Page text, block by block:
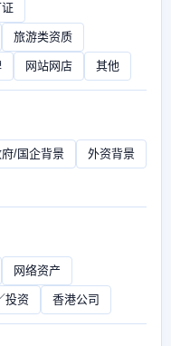
旅游类资质
网站网店 其他
/国企背景 外资背景
网络资产
投资 香港公司